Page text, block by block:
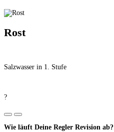
Rost
Salzwasser in 1. Stufe
?
Wie läuft Deine Regler Revision ab?